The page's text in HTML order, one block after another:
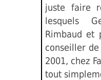
juste faire
lesquels
Rimbaud et
conseiller
2001, chez
tout